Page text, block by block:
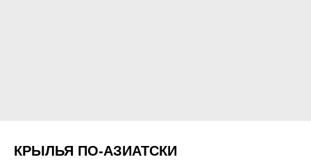
КРЫЛЬЯ ПО-АЗИАТСКИ